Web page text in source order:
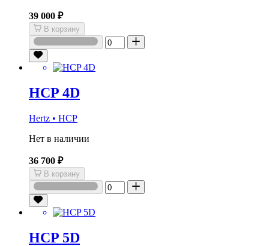
39 000 ₽
В корзину
HCP 4D
Hertz • HCP
Нет в наличии
36 700 ₽
В корзину
HCP 5D